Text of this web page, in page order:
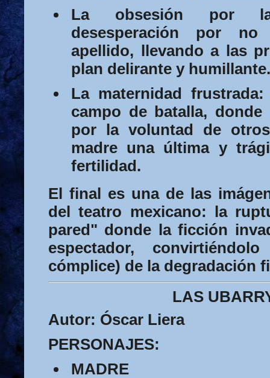
La obsesión por
desesperación por
apellido, llevando a las
plan delirante y humillante.
La maternidad frustrada:
campo de batalla,
por la voluntad de
madre una última y
fertilidad.
El final es una de las
del teatro mexicano: la
pared" donde la ficción
espectador,
cómplice) de la degradación
LAS
Autor: Óscar Liera
PERSONAJES:
MADRE